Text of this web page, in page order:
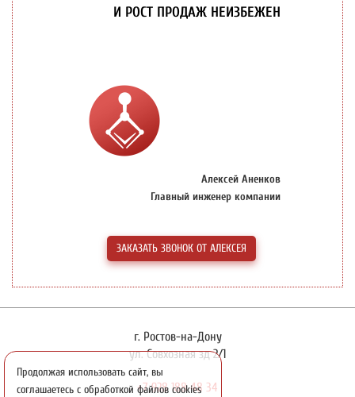
И РОСТ ПРОДАЖ НЕИЗБЕЖЕН
ЗАКАЗАТЬ ЗВОНОК ОТ АЛЕКСЕЯ
Алексей Аненков
Главный инженер компании
г. Ростов-на-Дону
ул. Совхозная зд 2/1
+7 928 188 48 34
Продолжая использовать сайт, вы
соглашаетесь с обработкой файлов cookies